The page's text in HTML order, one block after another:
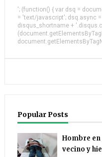
'; (function() { var dsq =
= 'text/javascript'; dsq.async
disqus_shortname +
Popular Posts
Hombre
vecino y